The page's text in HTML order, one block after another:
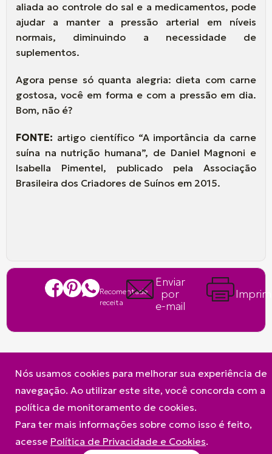
aliada ao controle do sal e a medicamentos, pode
ajudar a manter a pressão arterial em níveis
normais, diminuindo a necessidade de
suplementos.
Agora pense só quanta alegria: dieta com carne
gostosa, você em forma e com a pressão em dia.
Bom, não é?
FONTE: artigo científico “A importância da carne
suína na nutrição humana”, de Daniel Magnoni e
Isabella Pimentel, publicado pela Associação
Brasileira dos Criadores de Suínos em 2015.
Recomentade
receita
Enviar
por
e-mail
Nós usamos cookies para melhorar sua experiência de
navegação. Ao utilizar este site, você concorda com a
política de monitoramento de cookies.
Para ter mais informações sobre como isso é feito,
acesse Política de Privacidade e Cookies.
A Frimesa Produtos
Contato
Política de Privacidade e Cookies